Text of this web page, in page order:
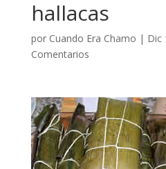
hallacas
por Cuando Era Chamo | Dic
Comentarios